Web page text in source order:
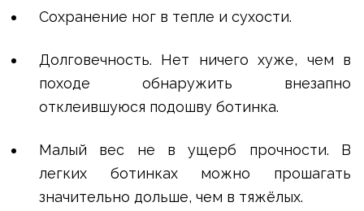
Сохранение ног в тепле и сухости.
Долговечность. Нет ничего хуже, чем в
походе обнаружить внезапно
отклеившуюся подошву ботинка.
Малый вес не в ущерб прочности. В
легких ботинках можно прошагать
значительно дольше, чем в тяжёлых.